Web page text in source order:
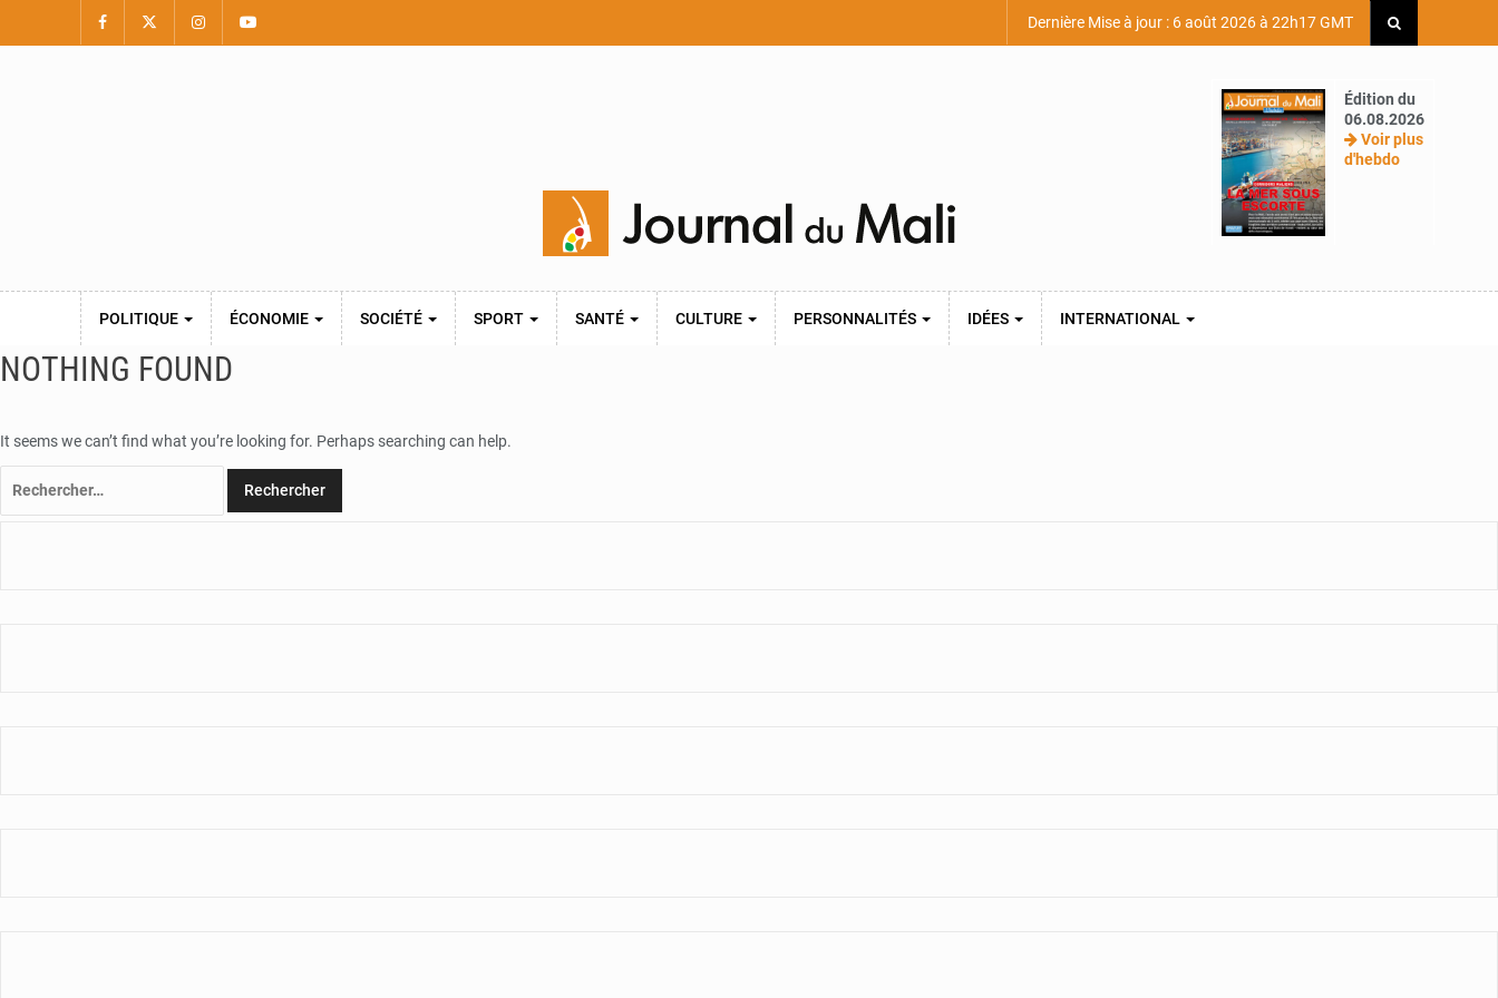
Dernière Mise à jour : 6 août 2026 à 22h17 GMT
Édition du
06.08.2026
Voir plus
d'hebdo
POLITIQUE ÉCONOMIE SOCIÉTÉ SPORT SANTÉ CULTURE PERSONNALITÉS IDÉES INTERNATIONAL
NOTHING FOUND
It seems we can’t find what you’re looking for. Perhaps searching can help.